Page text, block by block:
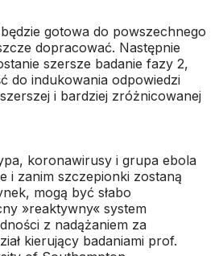
gotowa do powszechnego
dopracować. Następnie
szersze badanie fazy 2,
do indukowania odpowiedzi
i bardziej zróżnicowanej
koronawirusy i grupa ebola
i zanim szczepionki zostaną
mogą być słabo
»reaktywny« system
z nadążaniem za
kierujący badaniami prof.